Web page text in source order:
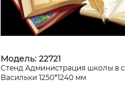
Модель: 22721
Стенд Администрация школы в
Васильки 1250*1240 мм